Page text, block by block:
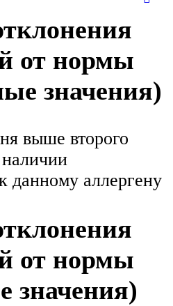
от нормы
значения)
выше второго
наличии
данному аллергену
от нормы
значения)